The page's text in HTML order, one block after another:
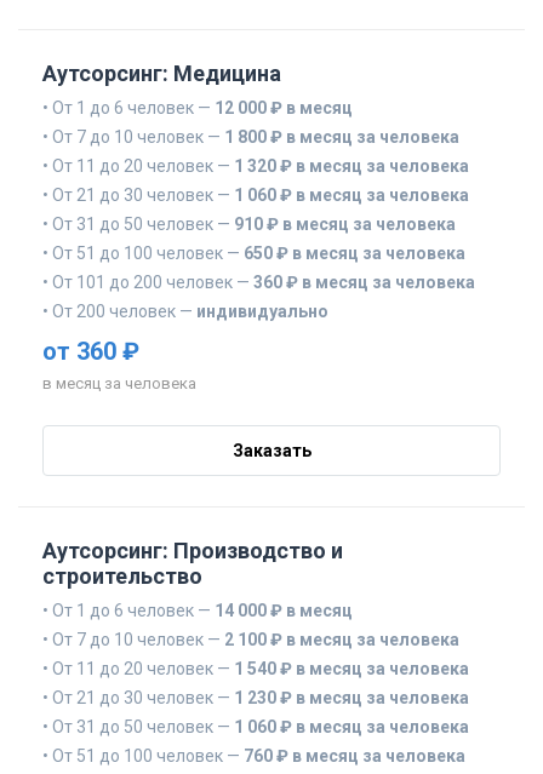
Аутсорсинг: Медицина
• От 1 до 6 человек — 12 000 ₽ в месяц
• От 7 до 10 человек — 1 800 ₽ в месяц за человека
• От 11 до 20 человек — 1 320 ₽ в месяц за человека
• От 21 до 30 человек — 1 060 ₽ в месяц за человека
• От 31 до 50 человек — 910 ₽ в месяц за человека
• От 51 до 100 человек — 650 ₽ в месяц за человека
• От 101 до 200 человек — 360 ₽ в месяц за человека
• От 200 человек — индивидуально
от 360 ₽
в месяц за человека
Заказать
Аутсорсинг: Производство и
строительство
• От 1 до 6 человек — 14 000 ₽ в месяц
• От 7 до 10 человек — 2 100 ₽ в месяц за человека
• От 11 до 20 человек — 1 540 ₽ в месяц за человека
• От 21 до 30 человек — 1 230 ₽ в месяц за человека
• От 31 до 50 человек — 1 060 ₽ в месяц за человека
• От 51 до 100 человек — 760 ₽ в месяц за человека